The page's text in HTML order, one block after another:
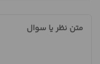
متن نظر یا سوال